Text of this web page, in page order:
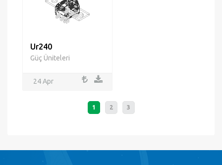
Ur240
Güç Üniteleri
24 Apr
1 2 3